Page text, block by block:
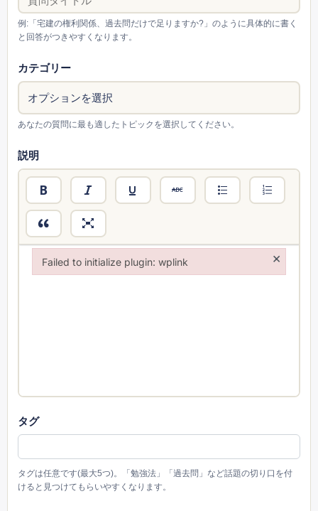
例:「宅建の権利関係、過去問だけで足りますか?」のように具体的に書く
と回答がつきやすくなります。
カテゴリー
あなたの質問に最も適したトピックを選択してください。
説明
タグ
タグは任意です(最大5つ)。「勉強法」「過去問」など話題の切り口を付
けると見つけてもらいやすくなります。
Failed to initialize plugin: wplink ×
Failed to initialize plugin: wplink